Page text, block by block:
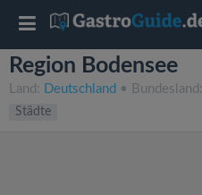
Region Bodensee
Land: Deutschland • Bundesland:
Städte
T
o
g